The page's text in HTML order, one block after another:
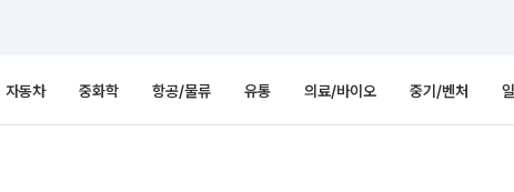
자동차 중화학 항공/물류 유통 의료/바이오 중기/벤처